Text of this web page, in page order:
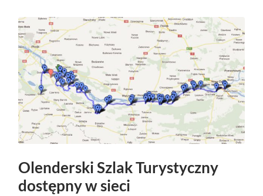
Olenderski Szlak Turystyczny
dostępny w sieci